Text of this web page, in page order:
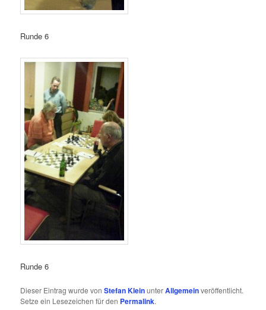
Runde 6
Runde 6
Dieser Eintrag wurde vonStefan KleinunterAllgemeinveröffentlicht.
Setze ein Lesezeichen für den Permalink.